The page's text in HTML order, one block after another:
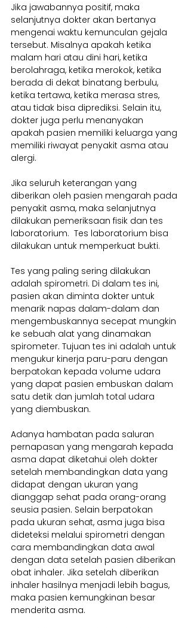
Jika jawabannya positif, maka
selanjutnya dokter akan bertanya
mengenai waktu kemunculan gejala
tersebut. Misalnya apakah ketika
malam hari atau dini hari, ketika
berolahraga, ketika merokok, ketika
berada di dekat binatang berbulu,
ketika tertawa, ketika merasa stres,
atau tidak bisa diprediksi. Selain itu,
dokter juga perlu menanyakan
apakah pasien memiliki keluarga yang
memiliki riwayat penyakit asma atau
alergi.
Jika seluruh keterangan yang
diberikan oleh pasien mengarah pada
penyakit asma, maka selanjutnya
dilakukan pemeriksaan fisik dan tes
laboratorium.  Tes laboratorium bisa
dilakukan untuk memperkuat bukti.
Tes yang paling sering dilakukan
adalah spirometri. Di dalam tes ini,
pasien akan diminta dokter untuk
menarik napas dalam-dalam dan
mengembuskannya secepat mungkin
ke sebuah alat yang dinamakan
spirometer. Tujuan tes ini adalah untuk
mengukur kinerja paru-paru dengan
berpatokan kepada volume udara
yang dapat pasien embuskan dalam
satu detik dan jumlah total udara
yang diembuskan.
Adanya hambatan pada saluran
pernapasan yang mengarah kepada
asma dapat diketahui oleh dokter
setelah membandingkan data yang
didapat dengan ukuran yang
dianggap sehat pada orang-orang
seusia pasien. Selain berpatokan
pada ukuran sehat, asma juga bisa
dideteksi melalui spirometri dengan
cara membandingkan data awal
dengan data setelah pasien diberikan
obat inhaler. Jika setelah diberikan
inhaler hasilnya menjadi lebih bagus,
maka pasien kemungkinan besar
menderita asma.